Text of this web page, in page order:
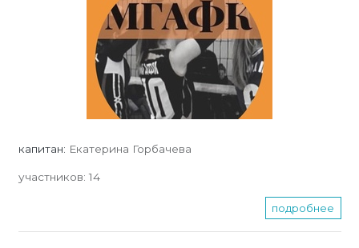
капитан: Екатерина Горбачева
участников:14
подробнее